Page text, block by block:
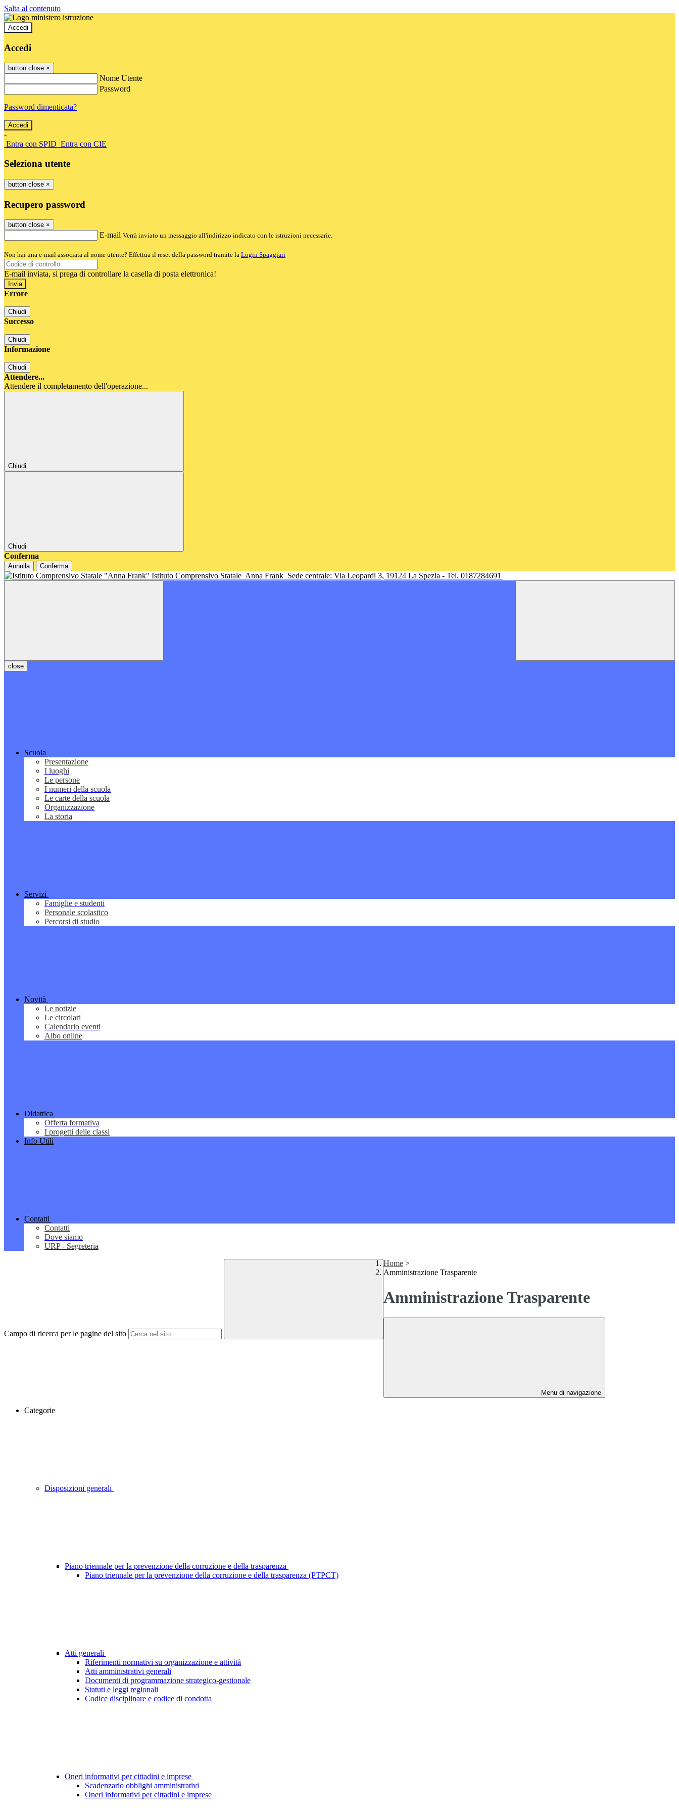
Salta al contenuto
Accedi
Accedi
button close ×
Nome Utente
Password
Password dimenticata?
-
Entra con SPID Entra con CIE
Seleziona utente
button close ×
Recupero password
button close ×
E-mail Verrà inviato un messaggio all'indirizzo indicato con le istruzioni necessarie.
Non hai una e-mail associata al nome utente? Effettua il reset della password tramite la Login Spaggiari
E-mail inviata, si prega di controllare la casella di posta elettronica!
Errore
Chiudi
Successo
Chiudi
Informazione
Chiudi
Attendere...
Attendere il completamento dell'operazione...
Chiudi
Chiudi
Conferma
Annulla Conferma
Istituto Comprensivo Statale Anna Frank Sede centrale: Via Leopardi 3, 19124 La Spezia - Tel. 0187284691
close
Scuola
Presentazione
I luoghi
Le persone
I numeri della scuola
Le carte della scuola
Organizzazione
La storia
Servizi
Famiglie e studenti
Personale scolastico
Percorsi di studio
Novità
Le notizie
Le circolari
Calendario eventi
Albo online
Didattica
Offerta formativa
I progetti delle classi
Info Utili
Contatti
Contatti
Dove siamo
URP - Segreteria
Campo di ricerca per le pagine del sito
Home >
Amministrazione Trasparente
Amministrazione Trasparente
Menu di navigazione
Categorie
Disposizioni generali
Piano triennale per la prevenzione della corruzione e della trasparenza
Piano triennale per la prevenzione della corruzione e della trasparenza (PTPCT)
Atti generali
Riferimenti normativi su organizzazione e attività
Atti amministrativi generali
Documenti di programmazione strategico-gestionale
Statuti e leggi regionali
Codice disciplinare e codice di condotta
Oneri informativi per cittadini e imprese
Scadenzario obblighi amministrativi
Oneri informativi per cittadini e imprese